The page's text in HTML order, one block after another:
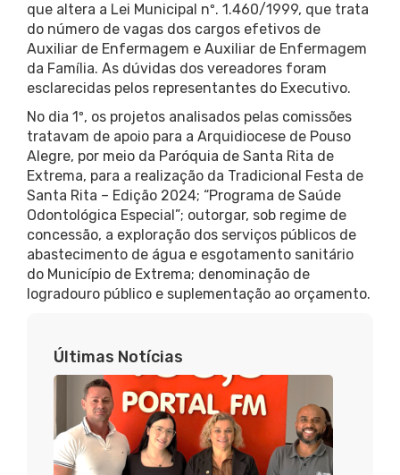
que altera a Lei Municipal nº. 1.460/1999, que trata
do número de vagas dos cargos efetivos de
Auxiliar de Enfermagem e Auxiliar de Enfermagem
da Família. As dúvidas dos vereadores foram
esclarecidas pelos representantes do Executivo.
No dia 1º, os projetos analisados pelas comissões
tratavam de apoio para a Arquidiocese de Pouso
Alegre, por meio da Paróquia de Santa Rita de
Extrema, para a realização da Tradicional Festa de
Santa Rita – Edição 2024; “Programa de Saúde
Odontológica Especial”; outorgar, sob regime de
concessão, a exploração dos serviços públicos de
abastecimento de água e esgotamento sanitário
do Município de Extrema; denominação de
logradouro público e suplementação ao orçamento.
Últimas Notícias